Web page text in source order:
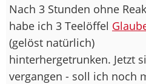
Nach 3 Stunden ohne
habe ich 3 Teelöffel
(gelöst natürlich)
hinterhergetrunken. Jetzt
vergangen - soll ich noch